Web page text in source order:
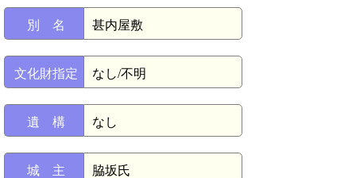
別 名 甚内屋敷
文化財指定 なし/不明
遺 構 なし
城 主 脇坂氏